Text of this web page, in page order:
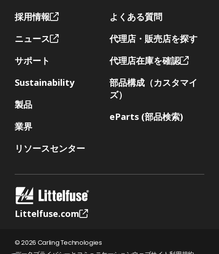
Footer
採用情報
ニュース
サポート
Sustainability
製品
業界
リソースセンター
よくある質問
代理店・販売店を探す
代理店在庫を確認
部品構成（カスタマイ
ズ）
eParts (部品検索)
Littelfuse.com
© 2026 Carling Technologies